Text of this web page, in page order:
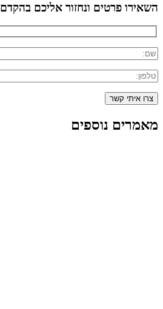
השאירו פרטים ונחזור אליכם בהקדם
מאמרים נוספים